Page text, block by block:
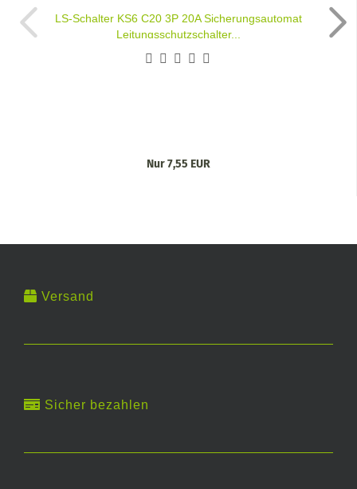
LS-Schalter KS6 C20 3P 20A Sicherungsautomat
Leitungsschutzschalter...
Nur 7,55 EUR
Versand
Sicher bezahlen